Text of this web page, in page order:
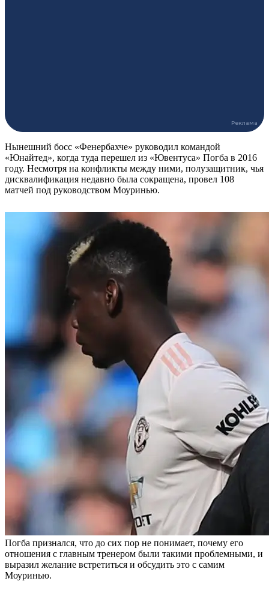
Нынешний босс «Фенербахче» руководил командой
«Юнайтед», когда туда перешел из «Ювентуса» Погба в 2016
году. Несмотря на конфликты между ними, полузащитник, чья
дисквалификация недавно была сокращена, провел 108
матчей под руководством Моуринью.
Погба признался, что до сих пор не понимает, почему его
отношения с главным тренером были такими проблемными, и
выразил желание встретиться и обсудить это с самим
Моуринью.